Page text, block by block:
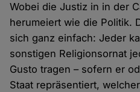
Wobei die Justiz in in der
herumeiert wie die Politik.
sich ganz einfach: Jeder
sonstigen Religionsornat
Gusto tragen – sofern er
Staat repräsentiert,